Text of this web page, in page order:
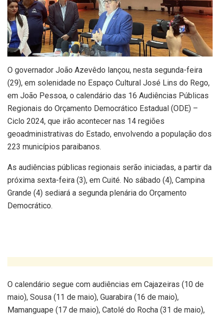
O governador João Azevêdo lançou, nesta segunda-feira
(29), em solenidade no Espaço Cultural José Lins do Rego,
em João Pessoa, o calendário das 16 Audiências Públicas
Regionais do Orçamento Democrático Estadual (ODE) –
Ciclo 2024, que irão acontecer nas 14 regiões
geoadministrativas do Estado, envolvendo a população dos
223 municípios paraibanos.
As audiências públicas regionais serão iniciadas, a partir da
próxima sexta-feira (3), em Cuité. No sábado (4), Campina
Grande (4) sediará a segunda plenária do Orçamento
Democrático.
O calendário segue com audiências em Cajazeiras (10 de
maio), Sousa (11 de maio), Guarabira (16 de maio),
Mamanguape (17 de maio), Catolé do Rocha (31 de maio),